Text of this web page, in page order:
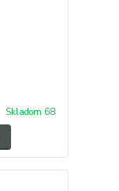
Skladom 68